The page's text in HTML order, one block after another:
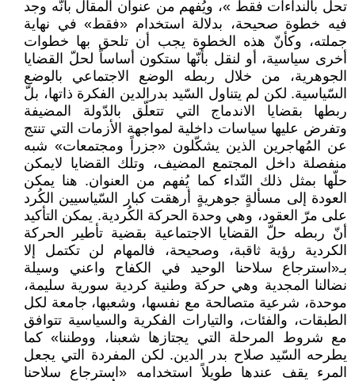
تحل بالنداءات فقط »، ويُفهم من عنوان المقال بأنّه وجد
فيه خطوة صحيحة، بدلالة استخدام «فقط» في نهاية
جملته، وكأنّ هذه الخطوة يجب أن تلحق بها خطوات
أخرى سياسية، أو لنقل بأنّها ستكون أساساً لحلّ القضايا
الجوهرية، من خلال ربطه الوضع الاجتماعي بالوضع
السّياسية. لكن لم يتناول السّيد بدرالدين الفكرة ذاتها، بلّ
ربطها بقضايا الاندماج التي تتعلّق بالدّولة المضيفة
وتفرض عليها سياسات داخلية لمواجهة الأزمات التي تنتج
عن المُهاجرين الذين يشكّلون «جزراً ومجتمعات» شبه
منفصلة داخل المجتمع المضيف، وتلك القضايا لايمكن
حلّها بمثل ذلك النّداء كما يُفهم من العنوان. هنا يمكن
العودة إلى مسألةٍ جوهريةٍ أرهقت كبار السّياسيين الكُرد
على مرّ العقود، وهي وحدة الحركة الكُردية. يمكن التأكيد
أنّ ربطه حلّ القضايا الاجتماعية بقضية تأطير الحركة
الكردية رؤية ثاقبة، وصحيحة، فالمهام لن تكتمل إلا
بـ«استرجاع سلاحنا الوحيد في الكفاح واعني وسيلة
نضالنا المجدية وهي حركة وطنية كردية سورية سليمة،
موحدة، شرعية متصالحة مع نفسها، وشعبها، جامعة لكل
الطبقات، والفئات، والتيارات الفكرية والسياسية تتوافق
مع شروط المرحلة التي يجتازها شعبنا، ووطننا» كما
يطرحه السّيد صلاح بدر الدين. لكن المفردة التي يجعل
المرء يقف عندها طويلاً استخدامه «استرجاع سلاحنا